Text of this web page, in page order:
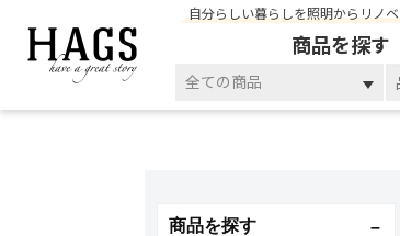
自分らしい暮らしを照明からリノ
商品を探す
全ての商品
商品を探す